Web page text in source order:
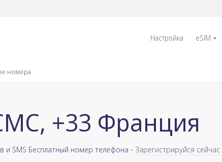
Настройка eSIM
номера
+33 Франция
и SMS Бесплатный номер телефона - Зарегистрируйся сейчас